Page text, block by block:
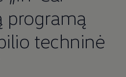
„We Connect“ 2
per
„myVolkswagen“
savo automobilyje naudotis
programą
techninė